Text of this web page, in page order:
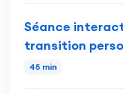
Séance
transition
45 min